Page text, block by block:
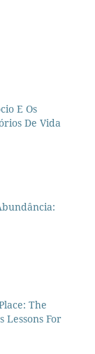
E Os
De Vida
The
Lessons For